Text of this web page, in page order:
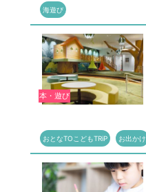
海遊び
本・遊び
おとなTOこどもTRiP お出かけ